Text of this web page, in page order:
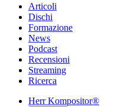
Articoli
Dischi
Formazione
News
Podcast
Recensioni
Streaming
Ricerca
Herr Kompositor®